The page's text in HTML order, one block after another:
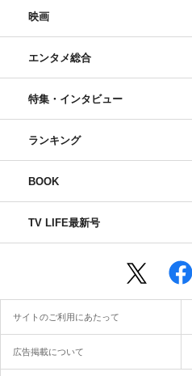
映画
エンタメ総合
特集・インタビュー
ランキング
BOOK
TV LIFE最新号
サイトのご利用にあたって
広告掲載について